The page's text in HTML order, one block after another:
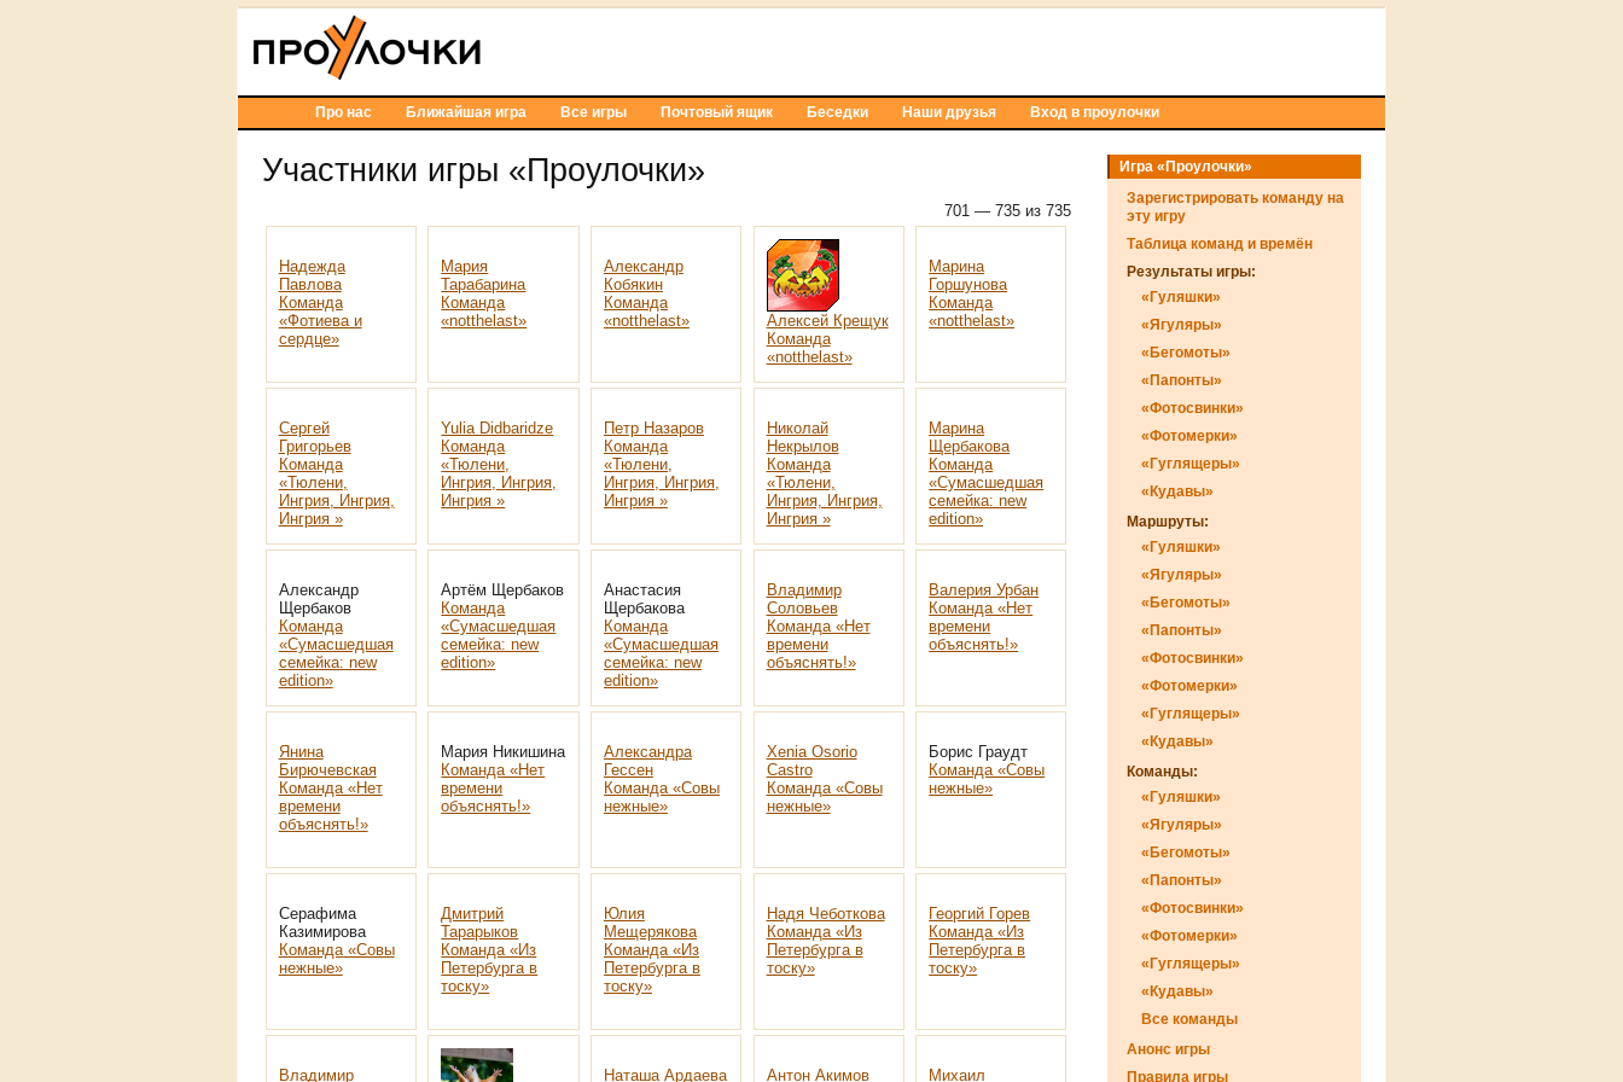
Про нас Ближайшая игра Все игры Почтовый ящик Беседки Наши друзья Вход в проулочки
Участники игры «Проулочки»
701 — 735 из 735
Надежда
Павлова
Команда
«Фотиева и
сердце»
Мария
Тарабарина
Команда
«notthelast»
Александр
Кобякин
Команда
«notthelast»
Алексей Крещук
Команда
«notthelast»
Марина
Горшунова
Команда
«notthelast»
Сергей
Григорьев
Команда
«Тюлени,
Ингрия, Ингрия,
Ингрия »
Yulia Didbaridze
Команда
«Тюлени,
Ингрия, Ингрия,
Ингрия »
Петр Назаров
Команда
«Тюлени,
Ингрия, Ингрия,
Ингрия »
Николай
Некрылов
Команда
«Тюлени,
Ингрия, Ингрия,
Ингрия »
Марина
Щербакова
Команда
«Сумасшедшая
семейка: new
edition»
Александр
Щербаков
Команда
«Сумасшедшая
семейка: new
edition»
Артём Щербаков
Команда
«Сумасшедшая
семейка: new
edition»
Анастасия
Щербакова
Команда
«Сумасшедшая
семейка: new
edition»
Владимир
Соловьев
Команда «Нет
времени
объяснять!»
Валерия Урбан
Команда «Нет
времени
объяснять!»
Янина
Бирючевская
Команда «Нет
времени
объяснять!»
Мария Никишина
Команда «Нет
времени
объяснять!»
Александра
Гессен
Команда «Совы
нежные»
Xenia Osorio
Castro
Команда «Совы
нежные»
Борис Граудт
Команда «Совы
нежные»
Серафима
Казимирова
Команда «Совы
нежные»
Дмитрий
Тарарыков
Команда «Из
Петербурга в
тоску»
Юлия
Мещерякова
Команда «Из
Петербурга в
тоску»
Надя Чеботкова
Команда «Из
Петербурга в
тоску»
Георгий Горев
Команда «Из
Петербурга в
тоску»
Владимир Наташа Ардаева Антон Акимов Михаил
Игра «Проулочки»
Зарегистрировать команду на
эту игру
Таблица команд и времён
Результаты игры:
«Гуляшки»
«Ягуляры»
«Бегомоты»
«Папонты»
«Фотосвинки»
«Фотомерки»
«Гуглящеры»
«Кудавы»
Маршруты:
«Гуляшки»
«Ягуляры»
«Бегомоты»
«Папонты»
«Фотосвинки»
«Фотомерки»
«Гуглящеры»
«Кудавы»
Команды:
«Гуляшки»
«Ягуляры»
«Бегомоты»
«Папонты»
«Фотосвинки»
«Фотомерки»
«Гуглящеры»
«Кудавы»
Все команды
Анонс игры
Правила игры